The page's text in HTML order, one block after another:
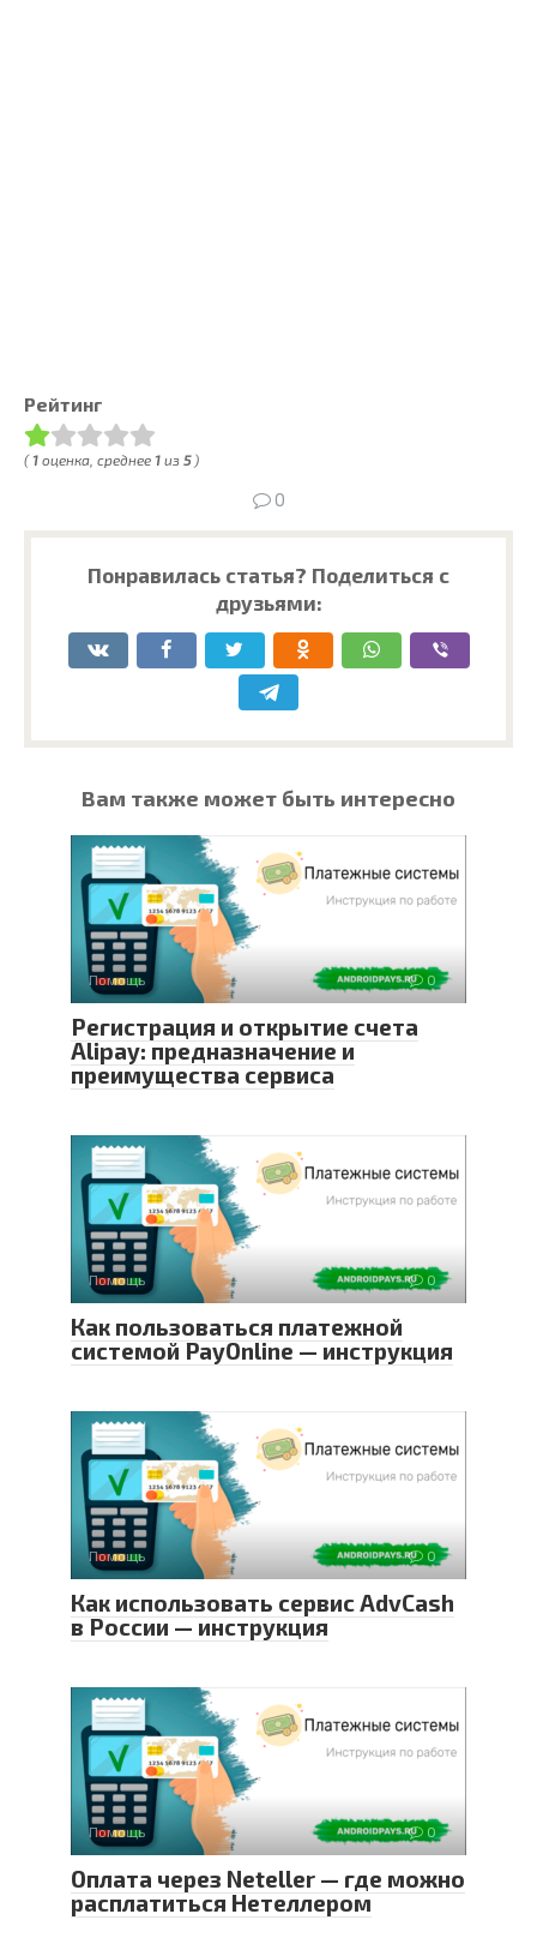
Рейтинг
( 1 оценка, среднее 1 из 5)
0
Понравилась статья? Поделиться с
друзьями:
Вам также может быть интересно
Помощь 0
Регистрация и открытие счета
Alipay: предназначение и
преимущества сервиса
Помощь 0
Как пользоваться платежной
системой PayOnline — инструкция
Помощь 0
Как использовать сервис AdvCash
в России — инструкция
Помощь 0
Оплата через Neteller — где можно
расплатиться Нетеллером